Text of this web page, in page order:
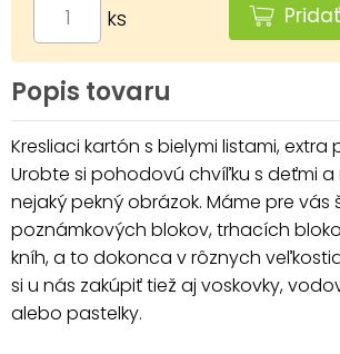
ks
Popis tovaru
Kresliaci kartón s bielymi listami, extra
Urobte si pohodovú chvíľku s deťmi a
nejaký pekný obrázok. Máme pre vás
poznámkových blokov, trhacích
kníh, a to dokonca v rôznych
si u nás zakúpiť tiež aj voskovky,
alebo pastelky.